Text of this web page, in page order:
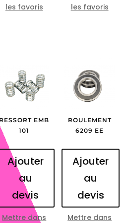
les favoris
les favoris
RESSORT EMB
101
Ajouter
au
devis
Mettre dans
ROULEMENT
6209 EE
Ajouter
au
devis
Mettre dans